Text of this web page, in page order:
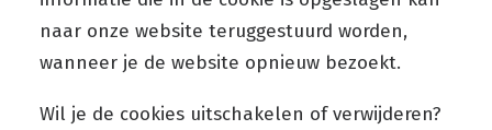
naar onze website teruggestuurd worden,
wanneer je de website opnieuw bezoekt.
Wil je de cookies uitschakelen of verwijderen?